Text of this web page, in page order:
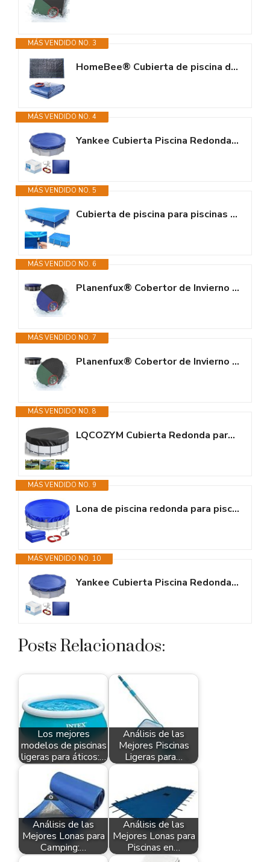
MÁS VENDIDO NO. 3
HomeBee® Cubierta de piscina de invierno, cubierta de piscina de verano,...
MÁS VENDIDO NO. 4
Yankee Cubierta Piscina Redonda para 320–366 cm | Diámetro Lona Ø 420...
MÁS VENDIDO NO. 5
Cubierta de piscina para piscinas rectangulares de 220 x 150 cm, lona solar...
MÁS VENDIDO NO. 6
Planenfux® Cobertor de Invierno Redondo para Piscinas de Ø 488 cm...
MÁS VENDIDO NO. 7
Planenfux® Cobertor de Invierno Redondo para Piscinas de Ø 550 cm...
MÁS VENDIDO NO. 8
LQCOZYM Cubierta Redonda para Piscinas de 310 cm, Lonas para Iscinas...
MÁS VENDIDO NO. 9
Lona de piscina redonda para piscinas Ø 320-366 cm, lona solar resistente...
MÁS VENDIDO NO. 10
Yankee Cubierta Piscina Redonda para 366–400 cm | Diámetro Lona Ø 460...
Posts Relacionados:
Los mejores
modelos de piscinas
ligeras para áticos:…
Análisis de las
Mejores Piscinas
Ligeras para…
Análisis de las
Mejores Lonas para
Camping:…
Análisis de las
Mejores Lonas para
Piscinas en…